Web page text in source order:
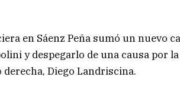
en Sáenz Peña sumó un nuevo
y despegarlo de una causa por
Diego Landriscina.